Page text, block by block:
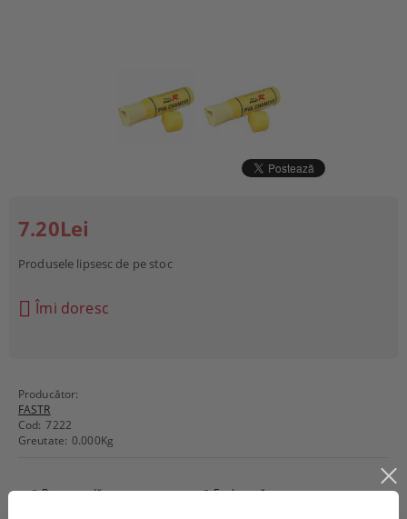
Producător:
FASTR
Cod: 7222
Greutate: 0.000Kg
Recomandă Evaluează
7.20Lei
Produsele lipsesc de pe stoc
Îmi doresc